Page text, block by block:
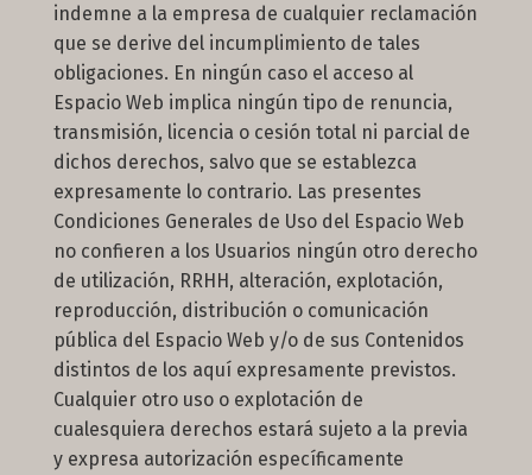
indemne a la empresa de cualquier reclamación
que se derive del incumplimiento de tales
obligaciones. En ningún caso el acceso al
Espacio Web implica ningún tipo de renuncia,
transmisión, licencia o cesión total ni parcial de
dichos derechos, salvo que se establezca
expresamente lo contrario. Las presentes
Condiciones Generales de Uso del Espacio Web
no confieren a los Usuarios ningún otro derecho
de utilización, RRHH, alteración, explotación,
reproducción, distribución o comunicación
pública del Espacio Web y/o de sus Contenidos
distintos de los aquí expresamente previstos.
Cualquier otro uso o explotación de
cualesquiera derechos estará sujeto a la previa
y expresa autorización específicamente